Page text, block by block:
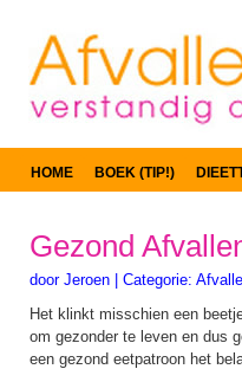
HOME BOEK (TIP!)
Gezond
door Jeroen Categorie:
Het klinkt misschien een
om gezonder te leven en dus
een gezond eetpatroon het